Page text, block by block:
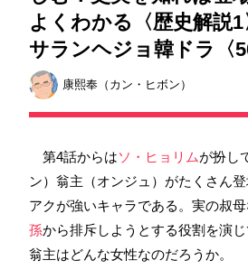
よくわかる〈歴史解説
サランヘジョ韓ドラ〈
康熙奉（カン・ヒボン）
第4話からはソ・ヒョリムが扮し
ン）翁主（オンジュ）がたくさん
アクが強いキャラである。実の叔
孫から排斥しようとする役割を演
翁主はどんな女性なのだろうか。